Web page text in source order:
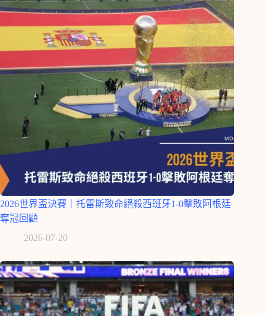
2026世界盃決賽｜托雷斯致命絕殺西班牙1-0擊敗阿根廷
奪冠回顧
2026-07-20